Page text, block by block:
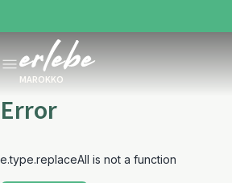
MAROKKO
Error
e.type.replaceAll is not a function